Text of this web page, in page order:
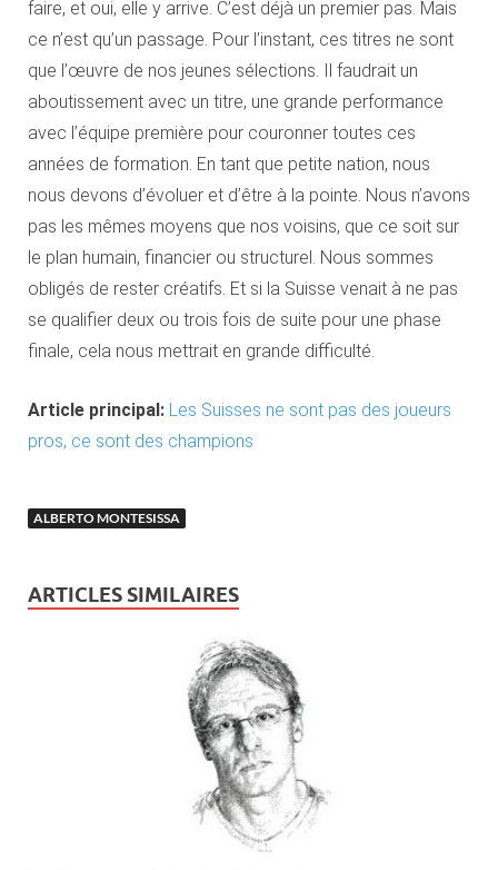
faire, et oui, elle y arrive. C’est déjà un premier pas. Mais
ce n’est qu’un passage. Pour l’instant, ces titres ne sont
que l’œuvre de nos jeunes sélections. Il faudrait un
aboutissement avec un titre, une grande performance
avec l’équipe première pour couronner toutes ces
années de formation. En tant que petite nation, nous
nous devons d’évoluer et d’être à la pointe. Nous n’avons
pas les mêmes moyens que nos voisins, que ce soit sur
le plan humain, financier ou structurel. Nous sommes
obligés de rester créatifs. Et si la Suisse venait à ne pas
se qualifier deux ou trois fois de suite pour une phase
finale, cela nous mettrait en grande difficulté.
Article principal: Les Suisses ne sont pas des joueurs
pros, ce sont des champions
ALBERTO MONTESISSA
ARTICLES SIMILAIRES